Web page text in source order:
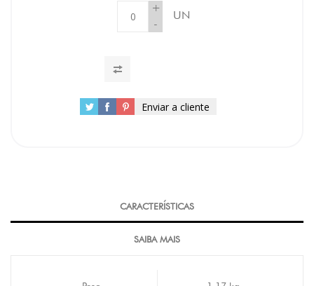
+
-
UN
Enviar a cliente
CARACTERÍSTICAS
SAIBA MAIS